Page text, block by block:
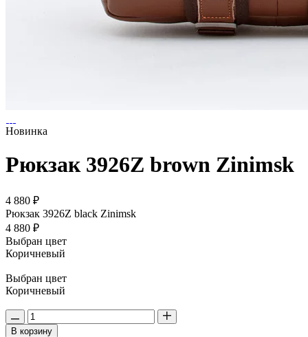
Новинка
Рюкзак 3926Z brown Zinimsk
4 880 ₽
Рюкзак 3926Z black Zinimsk
4 880 ₽
Выбран цвет
Коричневый
Выбран цвет
Коричневый
В корзину